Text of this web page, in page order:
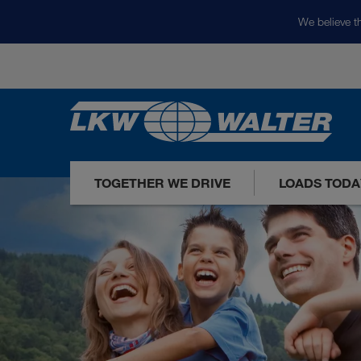
We believe
TOGETHER WE DRIVE LOADS